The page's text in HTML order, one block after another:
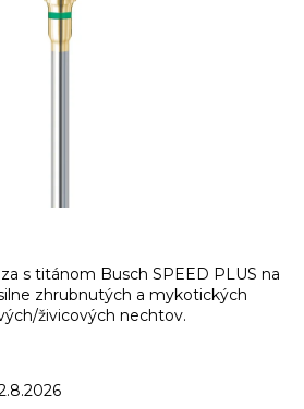
s titánom Busch SPEED PLUS na
zhrubnutých a mykotických
živicových nechtov.